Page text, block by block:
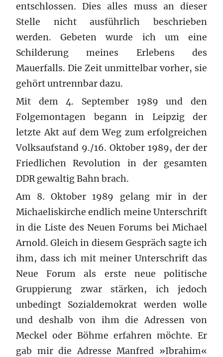
entschlossen. Dies alles muss an dieser
Stelle nicht ausführlich beschrieben
werden. Gebeten wurde ich um eine
Schilderung meines Erlebens des
Mauerfalls. Die Zeit unmittelbar vorher, sie
gehört untrennbar dazu.
Mit dem 4. September 1989 und den
Folgemontagen begann in Leipzig der
letzte Akt auf dem Weg zum erfolgreichen
Volksaufstand 9./16. Oktober 1989, der der
Friedlichen Revolution in der gesamten
DDR gewaltig Bahn brach.
Am 8. Oktober 1989 gelang mir in der
Michaeliskirche endlich meine Unterschrift
in die Liste des Neuen Forums bei Michael
Arnold. Gleich in diesem Gespräch sagte ich
ihm, dass ich mit meiner Unterschrift das
Neue Forum als erste neue politische
Gruppierung zwar stärken, ich jedoch
unbedingt Sozialdemokrat werden wolle
und deshalb von ihm die Adressen von
Meckel oder Böhme erfahren möchte. Er
gab mir die Adresse Manfred »Ibrahim«